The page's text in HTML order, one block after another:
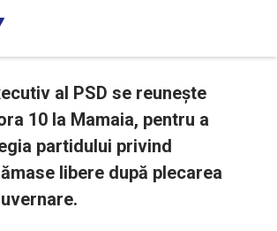
al PSD se reunește
10 la Mamaia, pentru a
partidului privind
libere după plecarea